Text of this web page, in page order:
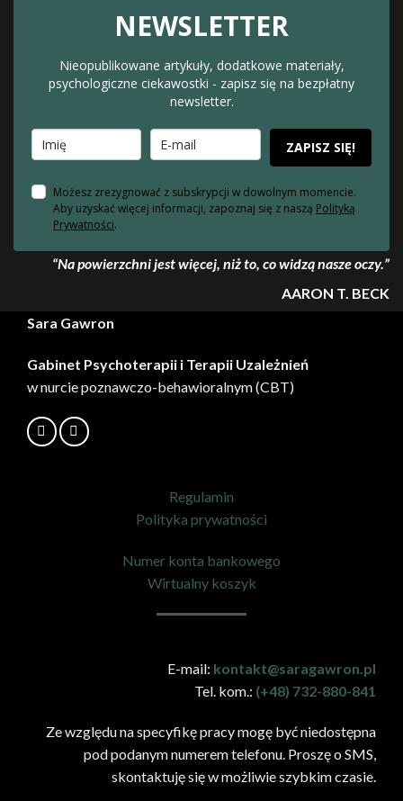
NEWSLETTER
Nieopublikowane artykuły, dodatkowe materiały,
psychologiczne ciekawostki - zapisz się na bezpłatny
newsletter.
ZAPISZ SIĘ!
Możesz zrezygnować z subskrypcji w dowolnym momencie.
Aby uzyskać więcej informacji, zapoznaj się z naszą Polityką
Prywatności.
“Na powierzchni jest więcej, niż to, co widzą nasze oczy.”
AARON T. BECK
Sara Gawron
Gabinet Psychoterapii i Terapii Uzależnień
w nurcie poznawczo-behawioralnym (CBT)
Regulamin
Polityka prywatności
Numer konta bankowego
Wirtualny koszyk
E-mail: kontakt@saragawron.pl
Tel. kom.: (+48) 732-880-841
Ze względu na specyfikę pracy mogę być niedostępna
pod podanym numerem telefonu. Proszę o SMS,
skontaktuję się w możliwie szybkim czasie.